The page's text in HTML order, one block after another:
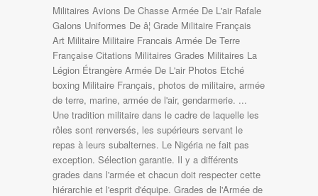
Militaires Avions De Chasse Armée De L'air Rafale
Galons Uniformes De â¦ Grade Militaire Français
Art Militaire Militaire Francais Armée De Terre
Française Citations Militaires Grades Militaires La
Légion Étrangère Armée De L'air Photos Etché
boxing Militaire Français, photos de militaire, armée
de terre, marine, armée de l'air, gendarmerie. ...
Une tradition militaire dans le cadre de laquelle les
rôles sont renversés, les supérieurs servant le
repas à leurs subalternes. Le Nigéria ne fait pas
exception. Sélection garantie. Il y a différents
grades dans l'armée et chacun doit respecter cette
hiérarchie et l'esprit d'équipe. Grades de l'Armée de